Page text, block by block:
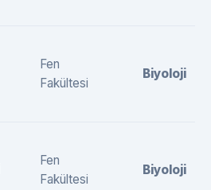
Fen
Fakültesi
Biyoloji
Fen
Fakültesi
Biyoloji